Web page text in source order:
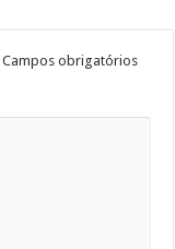
Campos obrigatórios